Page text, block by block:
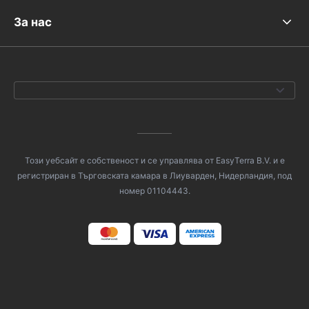
За нас
Този уебсайт е собственост и се управлява от EasyTerra B.V. и е
регистриран в Търговската камара в Лиуварден, Нидерландия, под
номер 01104443.